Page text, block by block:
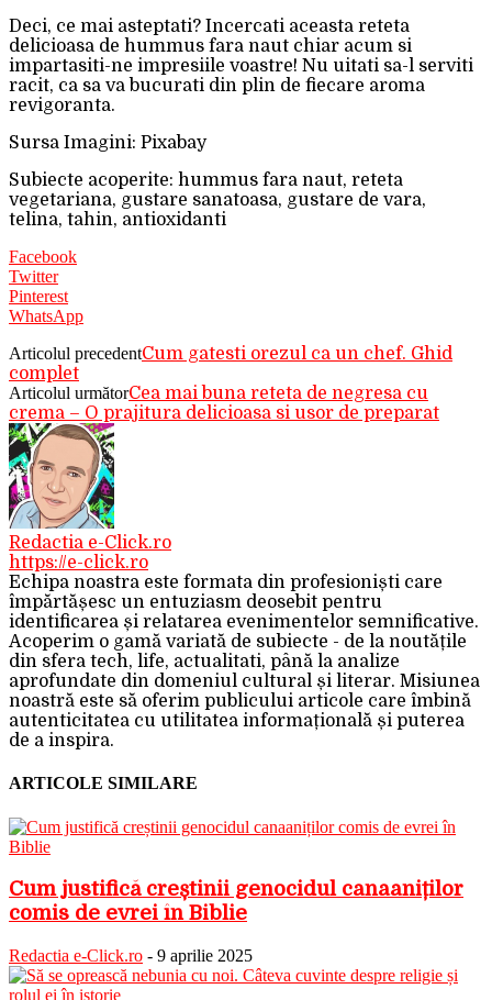
Deci, ce mai asteptati? Incercati aceasta reteta
delicioasa de hummus fara naut chiar acum si
impartasiti-ne impresiile voastre! Nu uitati sa-l serviti
racit, ca sa va bucurati din plin de fiecare aroma
revigoranta.
Sursa Imagini: Pixabay
Subiecte acoperite: hummus fara naut, reteta
vegetariana, gustare sanatoasa, gustare de vara,
telina, tahin, antioxidanti
Facebook
Twitter
Pinterest
WhatsApp
Articolul precedentCum gatesti orezul ca un chef. Ghid
complet
Articolul următorCea mai buna reteta de negresa cu
crema – O prajitura delicioasa si usor de preparat
Redactia e-Click.ro
https://e-click.ro
Echipa noastra este formata din profesioniști care
împărtășesc un entuziasm deosebit pentru
identificarea și relatarea evenimentelor semnificative.
Acoperim o gamă variată de subiecte - de la noutățile
din sfera tech, life, actualitati, până la analize
aprofundate din domeniul cultural și literar. Misiunea
noastră este să oferim publicului articole care îmbină
autenticitatea cu utilitatea informațională și puterea
de a inspira.
ARTICOLE SIMILARE
Cum justifică creștinii genocidul canaaniților
comis de evrei în Biblie
Redactia e-Click.ro - 9 aprilie 2025